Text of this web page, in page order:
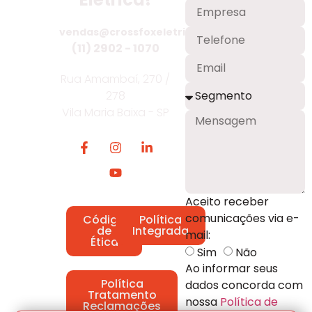
Código
de
Ética
Política
Integrada
Política
Tratamento
Reclamações
Aceito receber
comunicações via e-
mail:
Sim
Não
Ao informar seus
dados concorda com
nossa Política de